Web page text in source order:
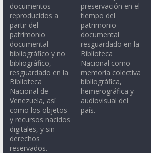
documentos
reproducidos a
partir del
patrimonio
documental
bibliográfico y no
bibliográfico,
resguardado en la
Biblioteca
Nacional de
Venezuela, así
como los objetos
y recursos nacidos
digitales, y sin
derechos
reservados.
preservación en el
tiempo del
patrimonio
documental
resguardado en la
Biblioteca
Nacional como
memoria colectiva
bibliográfica,
hemerográfica y
audiovisual del
país.